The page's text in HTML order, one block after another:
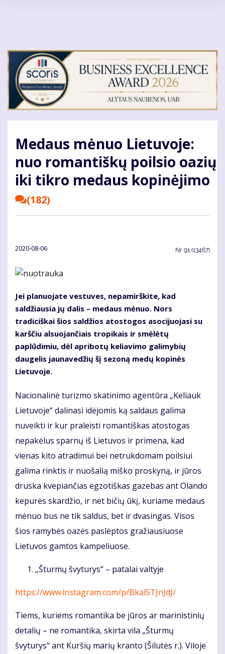
Medaus mėnuo Lietuvoje:
nuo romantiškų poilsio oazių
iki tikro medaus kopinėjimo
(182)
2020-08-06 Nr. 91 (13467)
Jei planuojate vestuves, nepamirškite, kad
saldžiausia jų dalis – medaus mėnuo. Nors
tradiciškai šios saldžios atostogos asocijuojasi su
karščiu alsuojančiais tropikais ir smėlėtų
paplūdimiu, dėl apribotų keliavimo galimybių
daugelis jaunavedžių šį sezoną medų kopinės
Lietuvoje.
Nacionalinė turizmo skatinimo agentūra „Keliauk
Lietuvoje“ dalinasi idėjomis ką saldaus galima
nuveikti ir kur praleisti romantiškas atostogas
nepakėlus sparnų iš Lietuvos ir primena, kad
vienas kito atradimui bei netrukdomam poilsiui
galima rinktis ir nuošalią miško proskyną, ir jūros
druska kvepiančias egzotiškas gazebas ant Olando
kepurės skardžio, ir net bičių ūkį, kuriame medaus
mėnuo bus ne tik saldus, bet ir dvasingas. Visos
šios ramybės oazės paslėptos gražiausiuose
Lietuvos gamtos kampeliuose.
„Šturmų švyturys“ – patalai valtyje
https://www.instagram.com/p/Bkal5TJnJdJ/
Tiems, kuriems romantika be jūros ar marinistinių
detalių – ne romantika, skirta vila „Šturmų
švyturys“ ant Kuršių marių kranto (Šilutės r.). Viloje